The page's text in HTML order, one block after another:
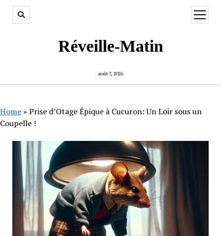
Réveille-Matin
août 7, 2026
ouvrir
menu
Home » Prise d’Otage Épique à Cucuron: Un Loir sous un
Coupelle !